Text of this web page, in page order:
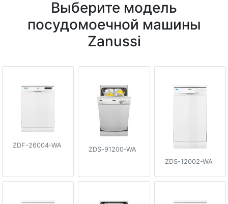
Выберите модель
посудомоечной машины
Zanussi
ZDF-26004-WA
ZDS-91200-WA
ZDS-12002-WA